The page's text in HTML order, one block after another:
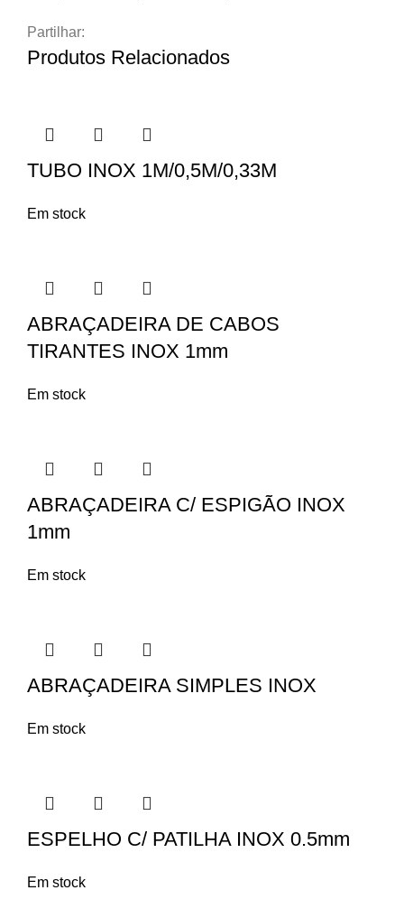
Partilhar:
Produtos Relacionados
TUBO INOX 1M/0,5M/0,33M
Em stock
ABRAÇADEIRA DE CABOS
TIRANTES INOX 1mm
Em stock
ABRAÇADEIRA C/ ESPIGÃO INOX
1mm
Em stock
ABRAÇADEIRA SIMPLES INOX
Em stock
ESPELHO C/ PATILHA INOX 0.5mm
Em stock